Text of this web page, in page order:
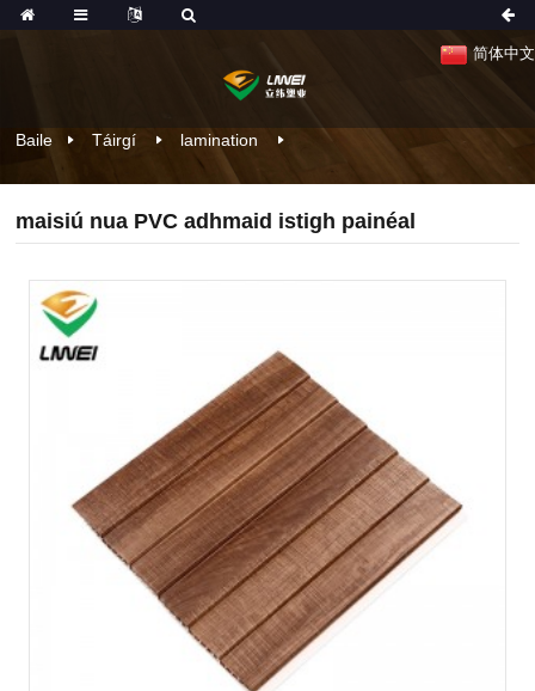
简体中文
Baile Táirgí lamination
maisiú nua PVC adhmaid istigh painéal